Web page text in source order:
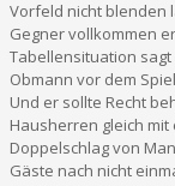
Vorfeld nicht blenden
Gegner vollkommen
Tabellensituation sagt
Obmann vor dem
Und er sollte Recht
Hausherren gleich mit
Doppelschlag von
Gäste nach nicht